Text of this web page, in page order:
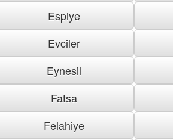
Espiye
Evciler
Eynesil
Fatsa
Felahiye